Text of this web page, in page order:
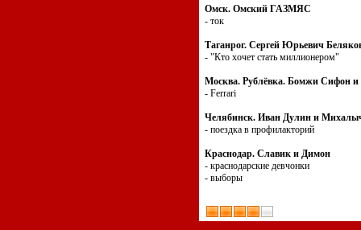
Омск. Омский ГАЗМЯС
- ток
Таганрог. Сергей Юрьевич
- "Кто хочет стать миллионером"
Москва. Рублёвка. Бомжи Сифон и
- Ferrari
Челябинск. Иван Дулин и
- поездка в профилакторий
Краснодар. Славик и Димон
- краснодарские девчонки
- выборы